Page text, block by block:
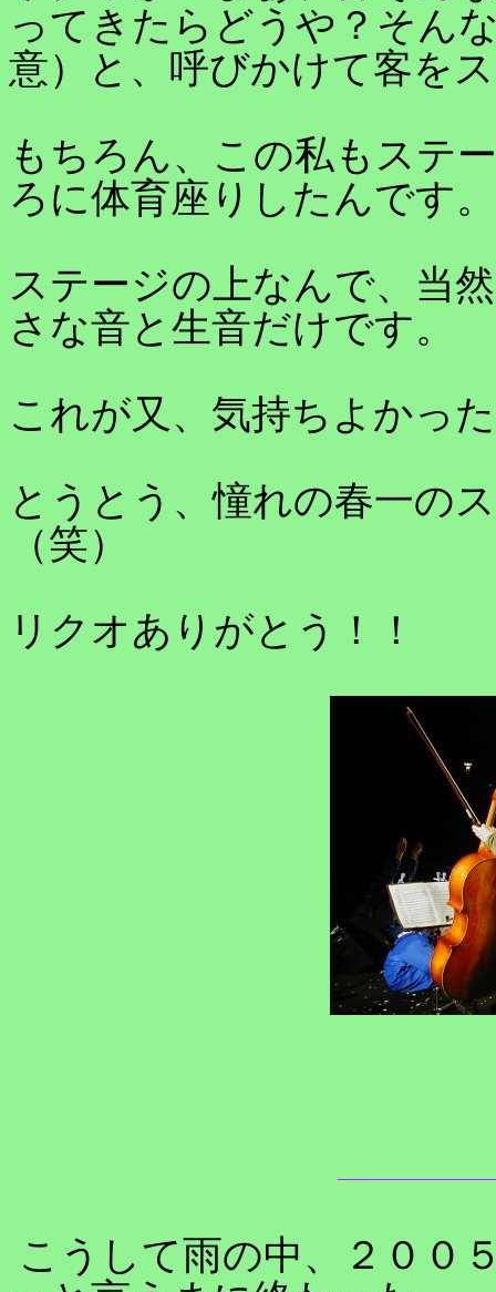
ってきたらどうや？そん
意）と、呼びかけて客を
もちろん、この私もステ
ろに体育座りしたんです
ステージの上なんで、当
さな音と生音だけです。
これが又、気持ちよかっ
とうとう、憧れの春一の
（笑）
リクオありがとう！！
こうして雨の中、２００